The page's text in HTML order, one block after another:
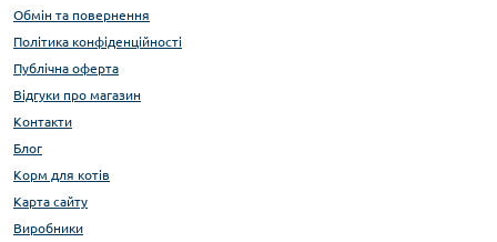
Обмін та повернення
Політика конфіденційності
Публічна оферта
Відгуки про магазин
Контакти
Блог
Корм для котів
Карта сайту
Виробники